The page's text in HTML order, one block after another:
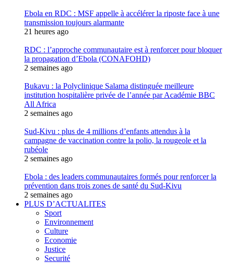
Ebola en RDC : MSF appelle à accélérer la riposte face à une
transmission toujours alarmante
21 heures ago
RDC : l’approche communautaire est à renforcer pour bloquer
la propagation d’Ebola (CONAFOHD)
2 semaines ago
Bukavu : la Polyclinique Salama distinguée meilleure
institution hospitalière privée de l’année par Académie BBC
All Africa
2 semaines ago
Sud-Kivu : plus de 4 millions d’enfants attendus à la
campagne de vaccination contre la polio, la rougeole et la
rubéole
2 semaines ago
Ebola : des leaders communautaires formés pour renforcer la
prévention dans trois zones de santé du Sud-Kivu
2 semaines ago
PLUS D’ACTUALITES
Sport
Environnement
Culture
Economie
Justice
Securité